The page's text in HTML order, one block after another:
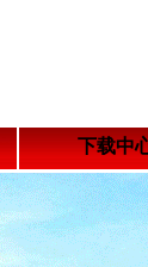
下载中